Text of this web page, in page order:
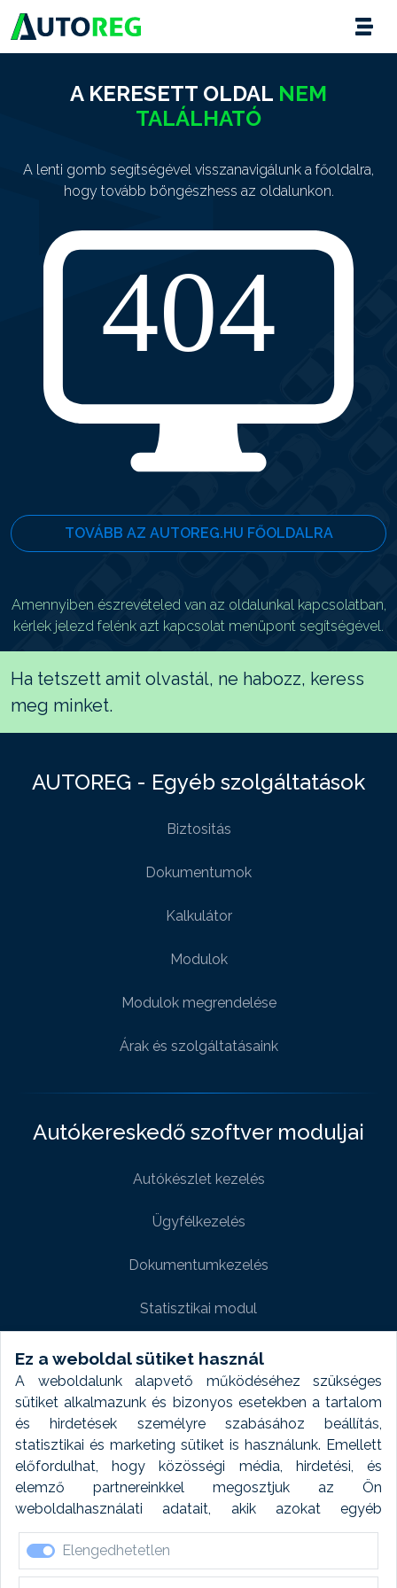
Ez a weboldal sütiket használ
A weboldalunk alapvető működéséhez szükséges
sütiket alkalmazunk és bizonyos esetekben a tartalom
és hirdetések személyre szabásához beállítás,
statisztikai és marketing sütiket is használunk. Emellett
előfordulhat, hogy közösségi média, hirdetési, és
elemző partnereinkkel megosztjuk az Ön
weboldalhasználati adatait, akik azokat egyéb
forrásokból gyűjtött adatokkal kombinálhatják. A sütik
elfogadásával kapcsolatosan naplózást végzünk és
ezen adatokat 6 hónap után automatikusan töröljük. A
Elengedhetetlen
A KERESETT OLDAL NEM
TALÁLHATÓ
A lenti gomb segítségével visszanavigálunk a főoldalra,
hogy tovább böngészhess az oldalunkon.
TOVÁBB AZ AUTOREG.HU FŐOLDALRA
Amennyiben észrevételed van az oldalunkal kapcsolatban,
kérlek jelezd felénk azt kapcsolat menüpont segítségével.
Ha tetszett amit olvastál, ne habozz, keress
meg minket.
AUTOREG - Egyéb szolgáltatások
Biztositás
Dokumentumok
Kalkulátor
Modulok
Modulok megrendelése
Árak és szolgáltatásaink
Autókereskedő szoftver moduljai
Autókészlet kezelés
Ügyfélkezelés
Dokumentumkezelés
Statisztikai modul
Weboldal modul
Fényképtár extra modul
Autómosó modul
Feladatütemezés